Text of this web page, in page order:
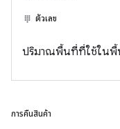
ตัวเลข
ปริมาณพื้นที่ที่ใช้ในพื้
การคืนสินค้า